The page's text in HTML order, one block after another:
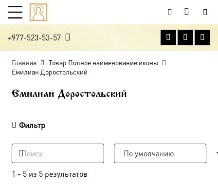
+977-523-53-57
Главная
Товар Полное наименование иконы
Емилиан Доростольский
Емилиан Доростольский
Фильтр
1 - 5 из 5 результатов